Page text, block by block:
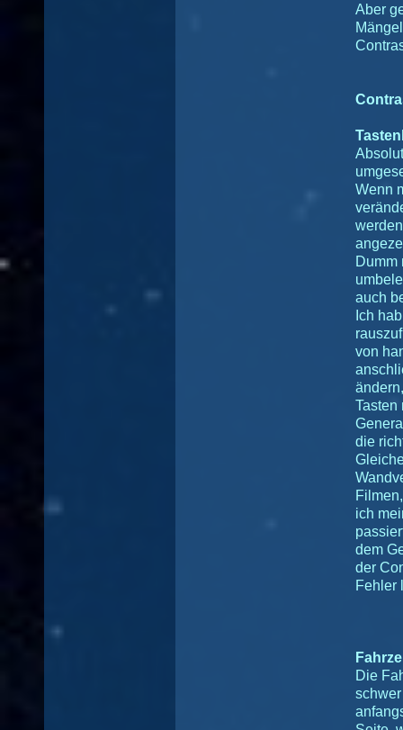
Aber
Wenn
Dumm
auch
Ich
von
Tasten
die
ich
dem
der
Fehler
Die